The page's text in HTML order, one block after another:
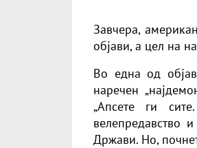
Завчера,
објави, а цел на
Во една од
наречен
„Апсете ги
велепредавство
Држави. Но,